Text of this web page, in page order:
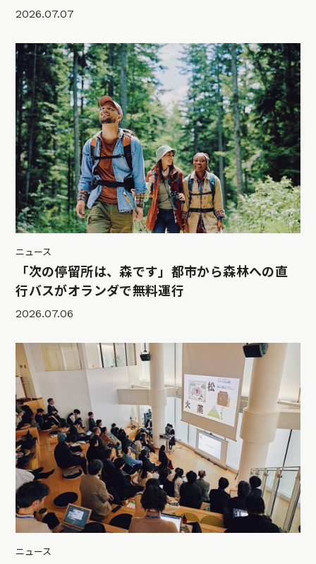
2026.07.07
ニュース
「次の停留所は、森です」都市から森林への直
行バスがオランダで無料運行
2026.07.06
ニュース